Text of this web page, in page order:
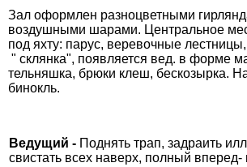
Зал оформлен разноцветными
воздушными шарами. Центральное
под яхту: парус, веревочные
" склянка", появляется вед. в форме
тельняшка, брюки клеш, бескозырка. На
бинокль.
Ведущий - Поднять трап, задраить
свистать всех наверх, полный вперед-